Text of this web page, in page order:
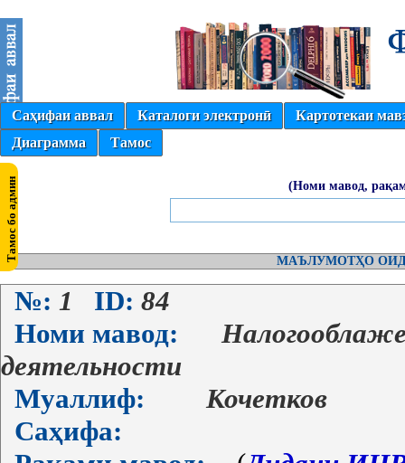
Саҳифаи аввал Каталоги электронӣ
Картотекаи
Диаграмма
Тамос
(Номи мавод,
МАЪЛУМОТҲО
№: 1 ID: 84
Номи мавод:
деятельности
Муаллиф:
Кочетков
Саҳифа: